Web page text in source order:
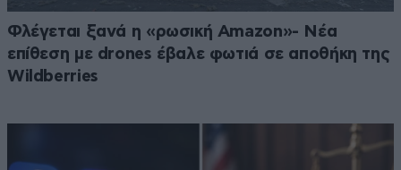
Φλέγεται ξανά η «ρωσική Amazon»- Νέα
επίθεση με drones έβαλε φωτιά σε αποθήκη της
Wildberries